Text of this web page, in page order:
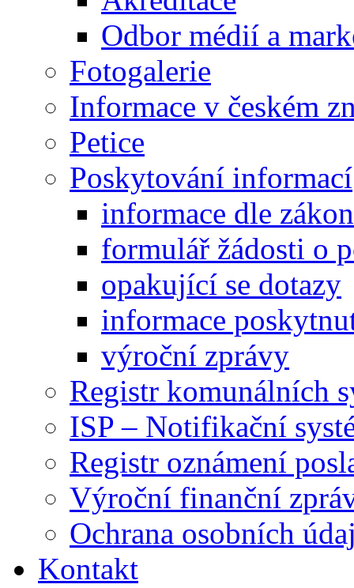
Odbor médií a
Fotogalerie
Informace v českém
Petice
Poskytování informací
informace dle
formulář žádosti o
opakující se dotazy
informace
výroční zprávy
Registr komunálních
ISP – Notifikační
Registr oznámení
Výroční finanční
Ochrana osobních
Kontakt